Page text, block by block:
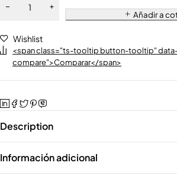
Añadir a
Wishlist
<span class="ts-tooltip button-tooltip"
compare">Comparar</span>
Description
Información adicional